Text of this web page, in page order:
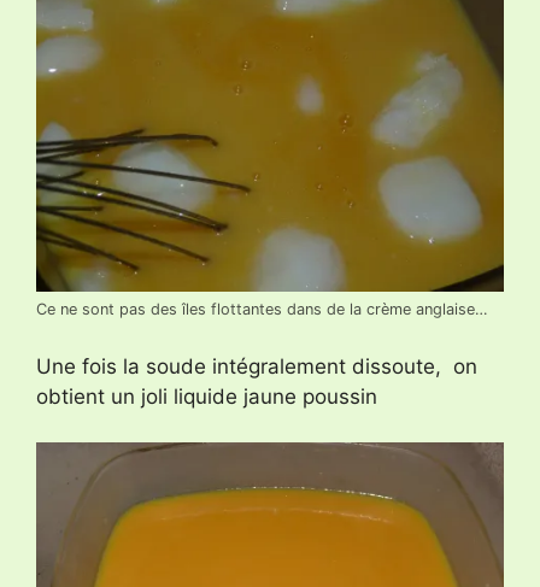
Ce ne sont pas des îles flottantes dans de la crème anglaise…
Une fois la soude intégralement dissoute, on
obtient un joli liquide jaune poussin